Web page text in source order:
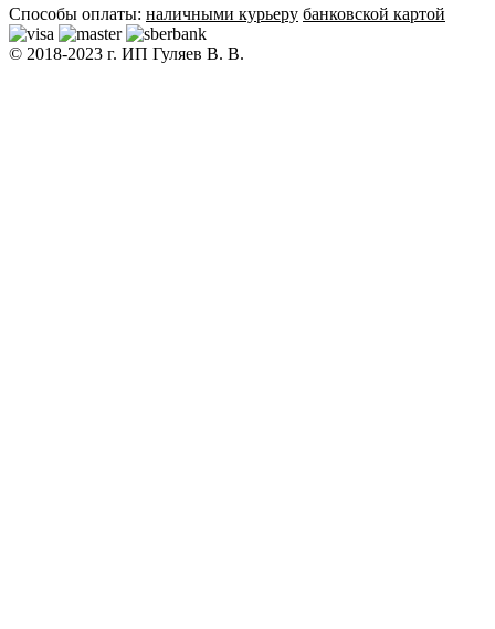
Способы оплаты: наличными курьеру банковской картой
© 2018-2023 г. ИП Гуляев В. В.